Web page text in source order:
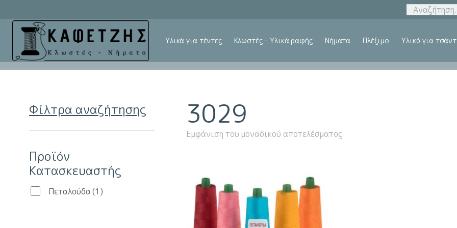
Υλικά για τέντες Κλωστές – Υλικά ραφής Νήματα Πλέξιμο Υλικά για
3029
Εμφάνιση του μοναδικού αποτελέσματος
Φίλτρα αναζήτησης
Προϊόν
Κατασκευαστής
Πεταλούδα(1)